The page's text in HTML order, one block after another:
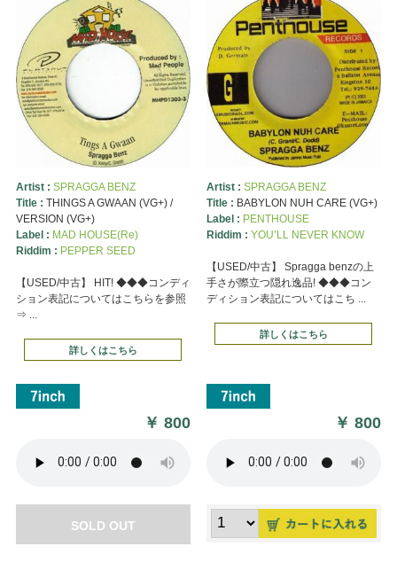
Artist : SPRAGGA BENZ
Title : THINGS A GWAAN (VG+) /
VERSION (VG+)
Label : MAD HOUSE(Re)
Riddim : PEPPER SEED
【USED/中古】 HIT! ◆◆◆コンディ
ション表記についてはこちらを参照
⇒ ...
詳しくはこちら
￥800
SOLD OUT
Artist : SPRAGGA BENZ
Title : BABYLON NUH CARE (VG+)
Label : PENTHOUSE
Riddim : YOU’LL NEVER KNOW
【USED/中古】 Spragga benzの上
手さが際立つ隠れ逸品! ◆◆◆コン
ディション表記についてはこち ...
詳しくはこちら
￥800